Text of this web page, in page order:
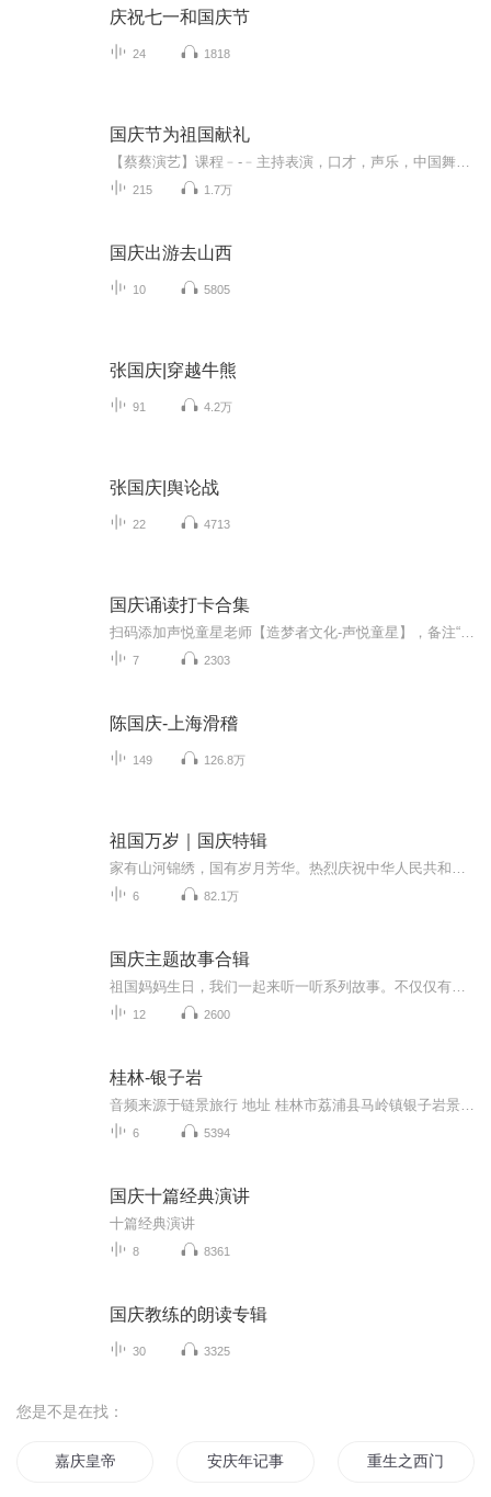
庆祝七一和国庆节
24 1818
国庆节为祖国献礼
215 1.7万
国庆出游去山西
10 5805
张国庆|穿越牛熊
91 4.2万
张国庆|舆论战
22 4713
国庆诵读打卡合集
7 2303
陈国庆-上海滑稽
149 126.8万
祖国万岁｜国庆特辑
6 82.1万
国庆主题故事合辑
12 2600
桂林-银子岩
6 5394
国庆十篇经典演讲
十篇经典演讲
8 8361
国庆教练的朗读专辑
30 3325
您是不是在找：
嘉庆皇帝 安庆年记事 重生之西门庆